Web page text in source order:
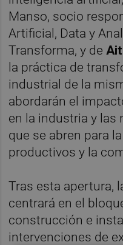
Manso, socio
Artificial, Data y
Transforma, y de
la práctica de
industrial de la
abordarán el
en la industria y las
que se abren para
productivos y la
Tras esta apertura,
centrará en el
construcción e
intervenciones de